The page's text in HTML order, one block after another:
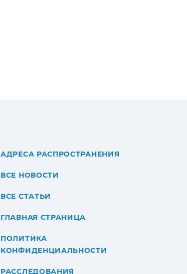
АДРЕСА РАСПРОСТРАНЕНИЯ
ВСЕ НОВОСТИ
ВСЕ СТАТЬИ
ГЛАВНАЯ СТРАНИЦА
ПОЛИТИКА
КОНФИДЕНЦИАЛЬНОСТИ
РАССЛЕДОВАНИЯ